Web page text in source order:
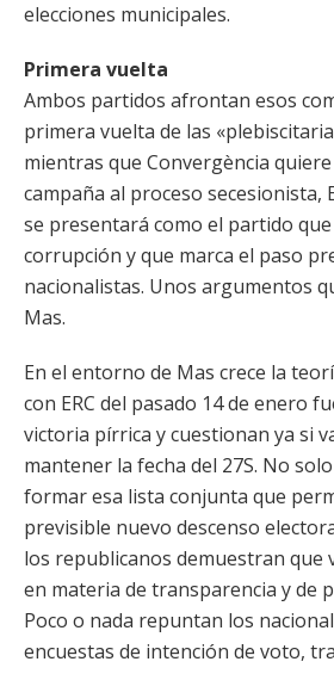
elecciones municipales.
Primera vuelta
Ambos partidos afrontan esos
primera vuelta de las
mientras que Convergència
campaña al proceso secesionista,
se presentará como el partido
corrupción y que marca el paso
nacionalistas. Unos argumentos
Mas.
En el entorno de Mas crece la
con ERC del pasado 14 de enero
victoria pírrica y cuestionan ya si
mantener la fecha del 27S. No
formar esa lista conjunta que
previsible nuevo descenso
los republicanos demuestran que
en materia de transparencia y de
Poco o nada repuntan los
encuestas de intención de voto,